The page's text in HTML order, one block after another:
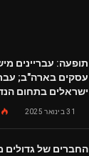
תופעה: עבריינים
עסקים בארה"ב;
ישראלים בתחום
31 בינואר 2025
החברים של גדולים